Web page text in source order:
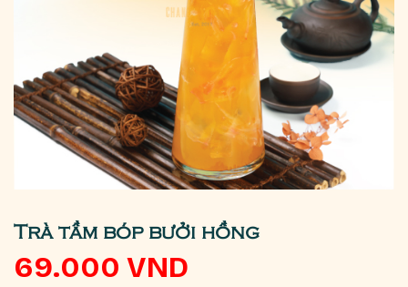
Trà tầm bóp bưởi hồng
69.000 VND